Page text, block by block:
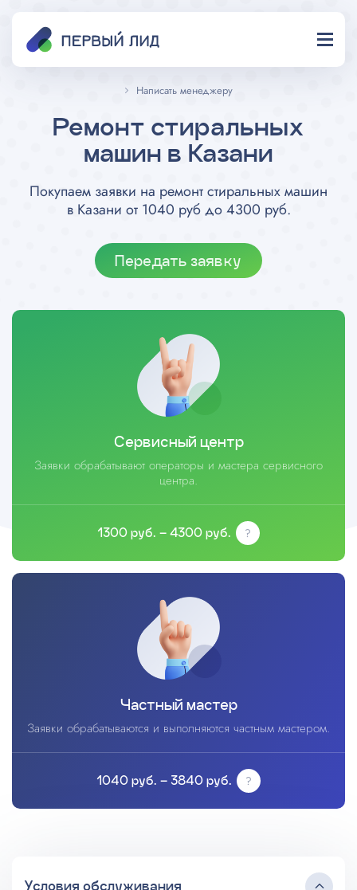
Написать менеджеру
Ремонт стиральных
машин в Казани
Покупаем заявки на ремонт стиральных машин
в Казани от 1040 руб до 4300 руб.
Передать заявку
Сервисный центр
Заявки обрабатывают операторы и мастера сервисного
центра.
1300 руб. – 4300 руб.
Частный мастер
Заявки обрабатываются и выполняются частным мастером.
1040 руб. – 3840 руб.
Условия обслуживания